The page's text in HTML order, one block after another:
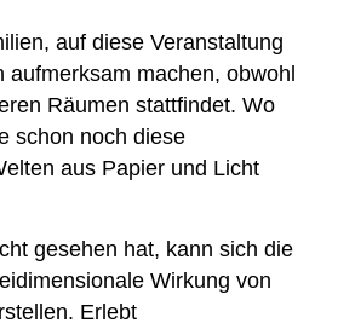
auf diese Veranstaltung
aufmerksam machen, obwohl
Räumen stattfindet. Wo
schon noch diese
aus Papier und Licht
gesehen hat, kann sich die
Wirkung von
Erlebt